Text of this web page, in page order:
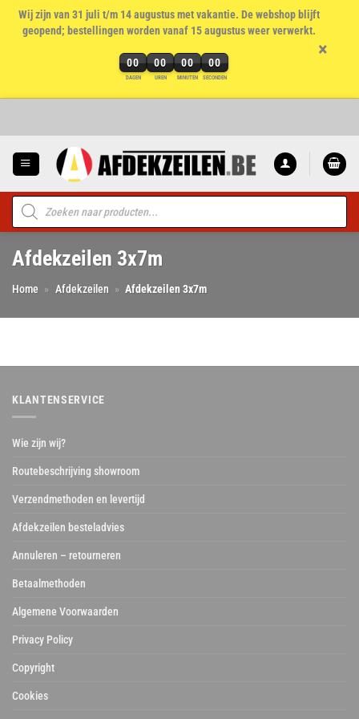
Wij zijn van 31 juli t/m 14 augustus met vakantie. De webshop blijft
geopend; bestellingen worden vanaf 15 augustus weer verwerkt.
00
DAGEN
00
UREN
00
MINUTEN
00
SECONDEN
×
Producten
zoeken
Afdekzeilen 3x7m
Home » Afdekzeilen » Afdekzeilen 3x7m
KLANTENSERVICE
Wie zijn wij?
Routebeschrijving showroom
Verzendmethoden en levertijd
Afdekzeilen besteladvies
Annuleren – retourneren
Betaalmethoden
Algemene Voorwaarden
Privacy Policy
Copyright
Cookies